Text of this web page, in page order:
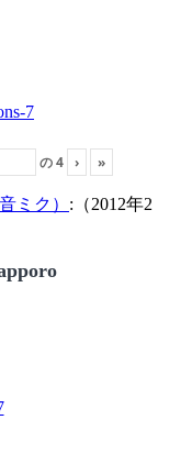
の4 › »
ミク） :（2012年2